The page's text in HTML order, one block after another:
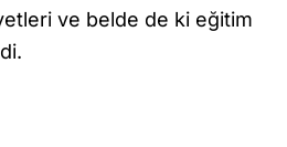
ve belde de ki eğitim